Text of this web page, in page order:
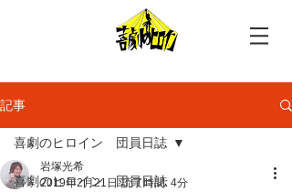
記事
喜劇のヒロイン 団員日誌
喜劇のヒロイン 団員日誌
岩塚光希
2019年2月21日 読了時間: 4分